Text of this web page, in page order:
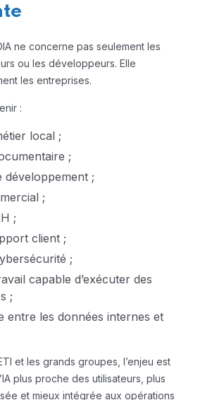
ne concerne pas seulement les
ou les développeurs. Elle
les entreprises.
:
local ;
;
développement ;
;
;
client ;
;
capable d’exécuter des
;
entre les données internes et
et les grands groupes, l’enjeu est
plus proche des utilisateurs, plus
et mieux intégrée aux opérations